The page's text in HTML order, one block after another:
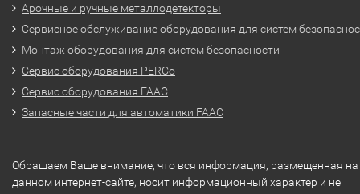
Арочные и ручные металлодетекторы
Сервисное обслуживание оборудования для систем
Монтаж оборудования для систем безопасности
Сервис оборудования PERCo
Сервис оборудования FAAC
Запасные части для автоматики FAAC
Обращаем Ваше внимание, что вся информация, размещенная на
данном интернет-сайте, носит информационный характер и не